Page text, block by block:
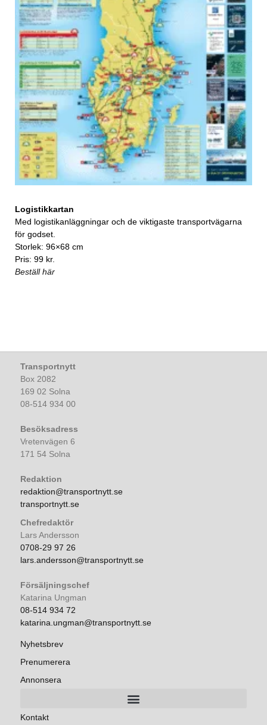
Logistikkartan
Med logistikanläggningar och de viktigaste transportvägarna
för godset.
Storlek: 96×68 cm
Pris: 99 kr.
Beställ här
Transportnytt
Box 2082
169 02 Solna
08-514 934 00
Besöksadress
Vretenvägen 6
171 54 Solna
Redaktion
redaktion@transportnytt.se
transportnytt.se
Chefredaktör
Lars Andersson
0708-29 97 26
lars.andersson@transportnytt.se
Försäljningschef
Katarina Ungman
08-514 934 72
katarina.ungman@transportnytt.se
Nyhetsbrev
Prenumerera
Annonsera
Kontakt